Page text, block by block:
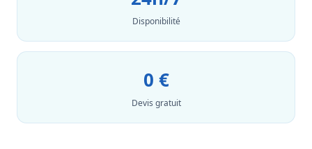
Disponibilité
0 €
Devis gratuit